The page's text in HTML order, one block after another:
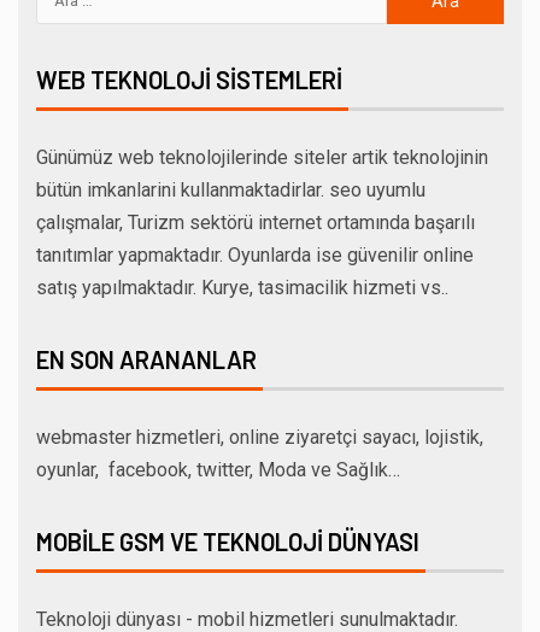
WEB TEKNOLOJI SISTEMLERI
Günümüz web teknolojilerinde siteler artik teknolojinin
bütün imkanlarini kullanmaktadirlar. seo uyumlu
çalışmalar, Turizm sektörü internet ortamında başarılı
tanıtımlar yapmaktadır. Oyunlarda ise güvenilir online
satış yapılmaktadır. Kurye, tasimacilik hizmeti vs..
EN SON ARANANLAR
webmaster hizmetleri, online ziyaretçi sayacı, lojistik,
oyunlar, facebook, twitter, Moda ve Sağlık…
MOBILE GSM VE TEKNOLOJI DÜNYASI
Teknoloji dünyası - mobil hizmetleri sunulmaktadır.